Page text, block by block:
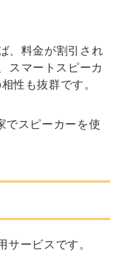
、料金が割引され
スマートスピーカ
性も抜群です。
でスピーカーを使
ービスです。